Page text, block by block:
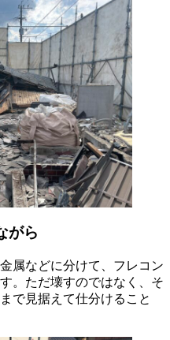
がら
属などに分けて、フレコン
。ただ壊すのではなく、そ
で見据えて仕分けること